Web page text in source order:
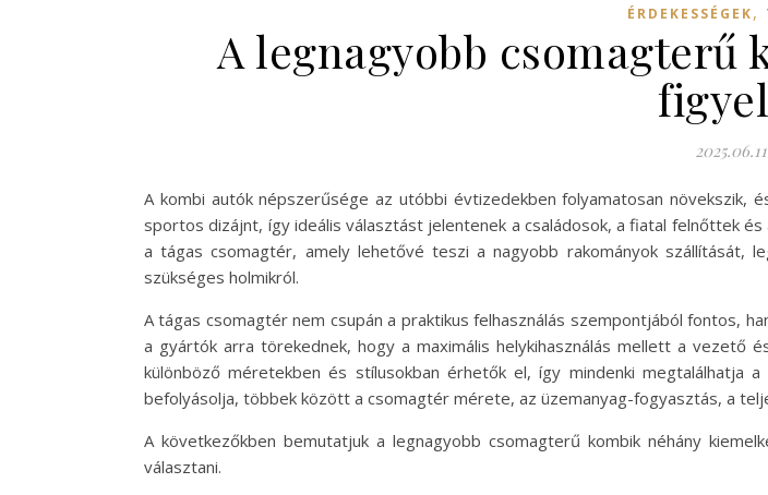
ÉRDEKESSÉGEK,
A legnagyobb csomagterű
A kombi autók népszerűsége az utóbbi évtizedekben folyamatosan növekszik,
sportos dizájnt, így ideális választást jelentenek a családosok, a fiatal felnőttek
a tágas csomagtér, amely lehetővé teszi a nagyobb rakományok szállítását,
szükséges holmikról.
A tágas csomagtér nem csupán a praktikus felhasználás szempontjából fontos,
a gyártók arra törekednek, hogy a maximális helykihasználás mellett a vezető
különböző méretekben és stílusokban érhetők el, így mindenki megtalálhatja
befolyásolja, többek között a csomagtér mérete, az üzemanyag-fogyasztás, a
A következőkben bemutatjuk a legnagyobb csomagterű kombik néhány
választani.